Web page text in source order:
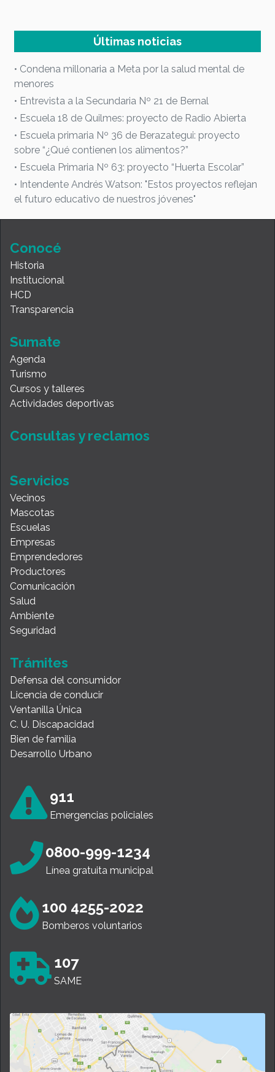
Últimas noticias
• Condena millonaria a Meta por la salud mental de
menores
• Entrevista a la Secundaria Nº 21 de Bernal
• Escuela 18 de Quilmes: proyecto de Radio Abierta
• Escuela primaria Nº 36 de Berazategui: proyecto
sobre “¿Qué contienen los alimentos?”
• Escuela Primaria Nº 63: proyecto “Huerta Escolar”
• Intendente Andrés Watson: "Estos proyectos reflejan
el futuro educativo de nuestros jóvenes"
Conocé
Historia
Institucional
HCD
Transparencia
Sumate
Agenda
Turismo
Cursos y talleres
Actividades deportivas
Consultas y reclamos
Servicios
Vecinos
Mascotas
Escuelas
Empresas
Emprendedores
Productores
Comunicación
Salud
Ambiente
Seguridad
Trámites
Defensa del consumidor
Licencia de conducir
Ventanilla Única
C. U. Discapacidad
Bien de familia
Desarrollo Urbano
911
Emergencias policiales
0800-999-1234
Línea gratuita municipal
100 4255-2022
Bomberos voluntarios
107
SAME